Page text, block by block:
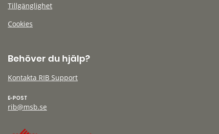
Tillgänglighet
Cookies
Behöver du hjälp?
Kontakta RIB Support
E-POST
rib@msb.se